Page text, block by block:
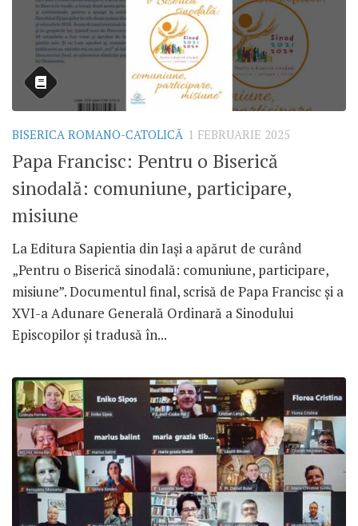
BISERICA ROMANO-CATOLICĂ 1 FEBRUARIE 2025
Papa Francisc: Pentru o Biserică
sinodală: comuniune, participare,
misiune
La Editura Sapientia din Iași a apărut de curând
„Pentru o Biserică sinodală: comuniune, participare,
misiune”. Documentul final, scrisă de Papa Francisc și a
XVI-a Adunare Generală Ordinară a Sinodului
Episcopilor și tradusă în...